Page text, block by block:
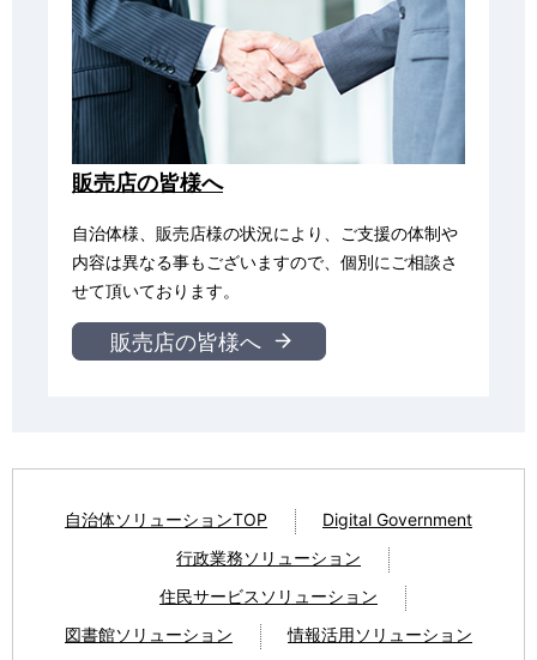
販売店の皆様へ
自治体様、販売店様の状況により、ご支援の体制や
内容は異なる事もございますので、個別にご相談さ
せて頂いております。
販売店の皆様へ
自治体ソリューションTOP
Digital Government
行政業務ソリューション
住民サービスソリューション
図書館ソリューション
情報活用ソリューション